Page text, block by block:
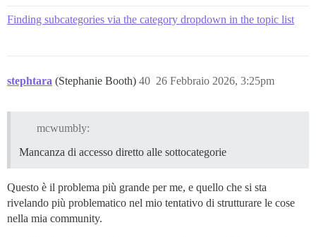
Finding subcategories via the category dropdown in the topic list
stephtara (Stephanie Booth) 26 Febbraio 2026, 3:25pm
40
mcwumbly:
Mancanza di accesso diretto alle sottocategorie
Questo è il problema più grande per me, e quello che si sta
rivelando più problematico nel mio tentativo di strutturare le cose
nella mia community.